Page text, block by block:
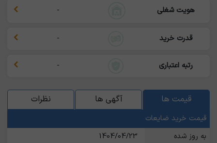
هویت شغلی -
قدرت خرید -
رتبه اعتباری -
قیمت ها آگهی ها نظرات
قیمت خرید ضایعات
به روز شده
1404/04/23